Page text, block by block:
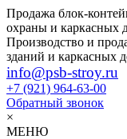
Продажа блок-
охраны и каркасных
Производство и
зданий и каркасных
info@psb-stroy.ru
+7 (921) 964-63-00
Обратный звонок
×
МЕНЮ